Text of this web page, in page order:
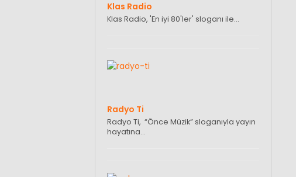
Klas Radio
Klas Radio, 'En iyi 80'ler' sloganı ile…
Radyo Ti
Radyo Ti, “Önce Müzik” sloganıyla yayın
hayatına…